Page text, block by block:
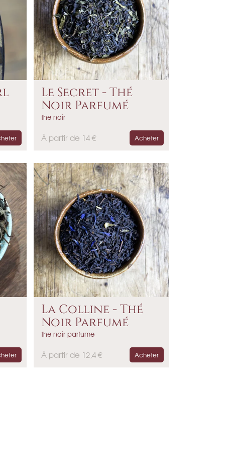
Le Secret - Thé
Noir Parfumé
the noir
P
x
À partir de 14 € Acheter
La Colline - Thé
Noir Parfumé
the noir parfume
P
À partir de 12,4 € Acheter